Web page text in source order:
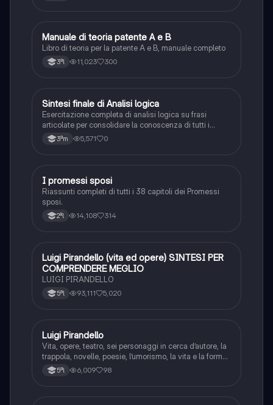
Italiano
Manuale di teoria patente A e B
Libro di teoria per la patente A e B, manuale completo
3ªl 11,023 300
SItaliano
Sintesi finale di Analisi logica
Esercitazione completa di analisi logica su frasi
articolate per consolidare la conoscenza di tutti i
complementi.
3ªm 5,571 0
Italiano
I promessi sposi
Riassunti completi di tutti i 38 capitoli dei Promessi
sposi.
2ªl 14,108 314
Italiano
Luigi Pirandello (vita ed opere) SINTESI PER
COMPRENDERE MEGLIO
LUIGI PIRANDELLO
5ªl 93,111 5,020
Italiano
Luigi Pirandello
Vita, opere, teatro, sei personaggi in cerca d’autore, la
trappola, novelle, poesie, l’umorismo, la vita e la forma,
frantumazione dell’Io, la civiltà moderna e
l’alienazione, il treno ha fischiato, canta l’epistola, i
5ªl 6,009 98